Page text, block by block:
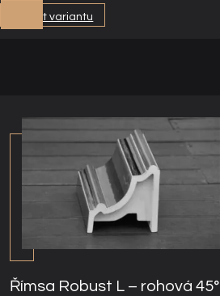
Vybrat variantu
Římsa Robust L – rohová 45°